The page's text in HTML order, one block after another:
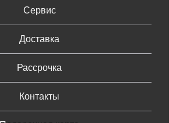
Сервис
Доставка
Рассрочка
Контакты